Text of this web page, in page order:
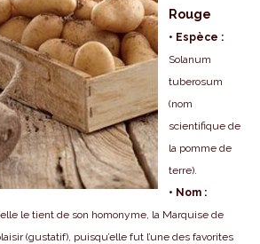
Rouge
• Espèce :
Solanum
tuberosum
(nom
scientifique de
la pomme de
terre).
• Nom :
le tient de son homonyme, la Marquise de
(gustatif), puisqu’elle fut l’une des favorites